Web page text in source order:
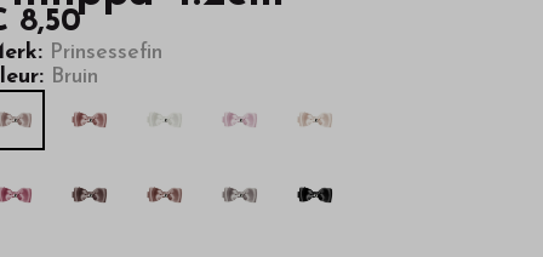
8,50
Prinsessefin
Bruin